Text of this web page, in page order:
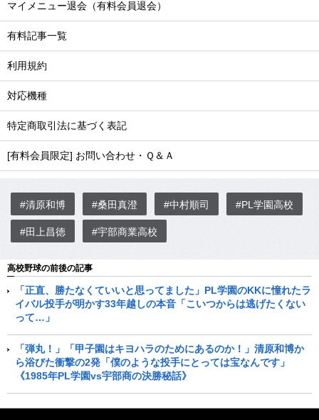
マイメニュー退会（有料会員退会）
有料記事一覧
利用規約
対応機種
特定商取引法に基づく表記
[有料会員限定] お問い合わせ・Ｑ＆Ａ
#清原和博 #桑田真澄 #中村順司 #PL学園高校
#田上昌徳 #宇部商業高校
高校野球の前後の記事
「正直、勝たなくていいと思ってました」PL学園のKKに憧れたラ
イバル投手が明かす33年越しの本音「こいつからは逃げたくない
って…」
「弾丸！」「甲子園はキヨハラのためにあるのか！」清原和博か
ら浴びた衝撃の2発「僕のような投手にとっては宝なんです」
《1985年PL学園vs宇部商の決勝秘話》